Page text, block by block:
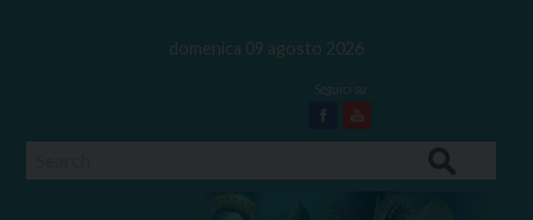
domenica 09 agosto 2026
Facebook
Youtube